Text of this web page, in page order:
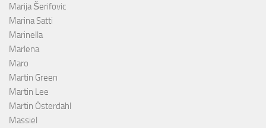
Marija Šerifovic
Marina Satti
Marinella
Marlena
Maro
Martin Green
Martin Lee
Martin Österdahl
Massiel